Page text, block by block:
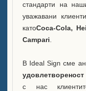
стандарти на
уважавани
катоCoca-Cola,
Campari
В Ideal Sign сме
с нас